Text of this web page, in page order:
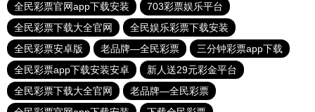
全民彩票官网app下载安装
703彩票娱乐平台
全民彩票下载大全官网
全民娱乐彩票下载安装
全民彩票安卓版
老品牌—全民彩票
三分钟彩票app下载
全民彩票app下载安装安卓
新人送29元彩金平台
全民彩票下载大全官网
老品牌—全民彩票